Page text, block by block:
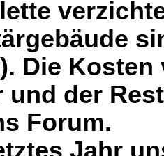
Die
und der
Forum.
Jahr